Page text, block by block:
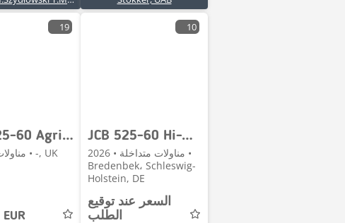
19
JCB 525-60 Agri Plus Telehandler (ST27038)
مناولات متداخلة • -, UK
٤٢٬٦١١ EUR
10
JCB 525-60 Hi-Viz NEU
مناولات متداخلة • 2026 •
Bredenbek، Schleswig-
Holstein, DE
السعر عند توقيع
الطلب